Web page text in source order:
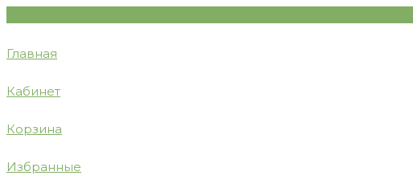
Главная
Кабинет
Корзина
Избранные